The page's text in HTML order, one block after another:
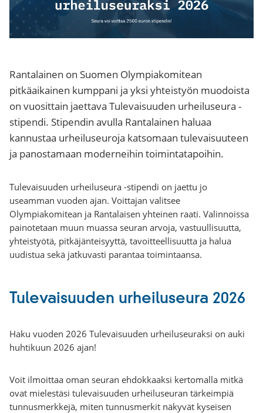
Rantalainen on Suomen Olympiakomitean
pitkäaikainen kumppani ja yksi yhteistyön muodoista
on vuosittain jaettava Tulevaisuuden urheiluseura -
stipendi. Stipendin avulla Rantalainen haluaa
kannustaa urheiluseuroja katsomaan tulevaisuuteen
ja panostamaan moderneihin toimintatapoihin.
Tulevaisuuden urheiluseura -stipendi on jaettu jo
useamman vuoden ajan. Voittajan valitsee
Olympiakomitean ja Rantalaisen yhteinen raati. Valinnoissa
painotetaan muun muassa seuran arvoja, vastuullisuutta,
yhteistyötä, pitkäjänteisyyttä, tavoitteellisuutta ja halua
uudistua sekä jatkuvasti parantaa toimintaansa.
Tulevaisuuden urheiluseura 2026
Haku vuoden 2026 Tulevaisuuden urheiluseuraksi on auki
huhtikuun 2026 ajan!
Voit ilmoittaa oman seuran ehdokkaaksi kertomalla mitkä
ovat mielestäsi tulevaisuuden urheiluseuran tärkeimpiä
tunnusmerkkejä, miten tunnusmerkit näkyvät kyseisen